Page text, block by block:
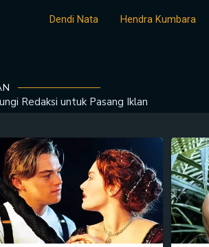
Dendi Nata Hendra Kumbara
Redaksi untuk Pasang Iklan